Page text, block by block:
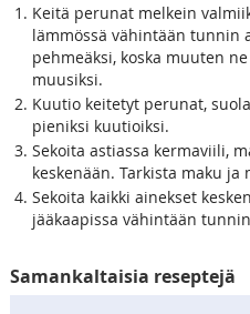
Keitä perunat melkein
lämmössä vähintään tunnin
pehmeäksi, koska muuten
muusiksi.
Kuutio keitetyt perunat,
pieniksi kuutioiksi.
Sekoita astiassa kermaviili,
keskenään. Tarkista maku
Sekoita kaikki ainekset
jääkaapissa vähintään
Samankaltaisia reseptejä